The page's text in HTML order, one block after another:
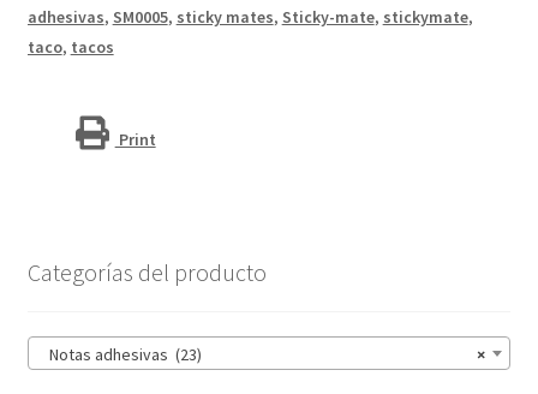
cantidad
adhesivas, SM0005, sticky mates, Sticky-mate, stickymate,
taco, tacos
Print
Categorías del producto
×
Notas adhesivas (23)